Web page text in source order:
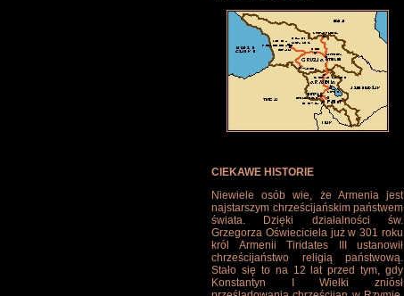
CIEKAWE HISTORIE
Niewiele osób wie, że Armenia jest
najstarszym chrześcijańskim państwem
świata. Dzięki działalności św.
Grzegorza Oświeciciela już w 301 roku
król Armenii Tiridates III ustanowił
chrześcijaństwo religią państwową.
Stało się to na 12 lat przed tym, gdy
Konstantyn I Wielki zniósł